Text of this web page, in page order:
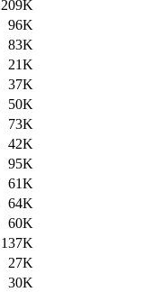
209K
96K
83K
21K
37K
50K
73K
42K
95K
61K
64K
60K
137K
27K
30K